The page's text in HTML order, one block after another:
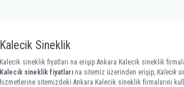
Kalecik Sineklik
Kalecik sineklik fiyatları na erişip Ankara Kalecik sineklik
Kalecik sineklik fiyatları na sitemiz üzerinden erişip, Kalecik
hizmetlerine sitemizdeki Ankara Kalecik sineklik firmalarını